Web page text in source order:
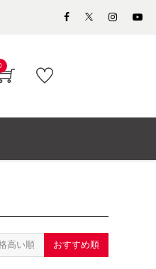
高い順 おすすめ順